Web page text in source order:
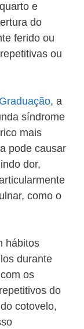
e
do
ferido ou
ou
, a
síndrome
mais
pode causar
dor,
como o
hábitos
durante
os
do
cotovelo,